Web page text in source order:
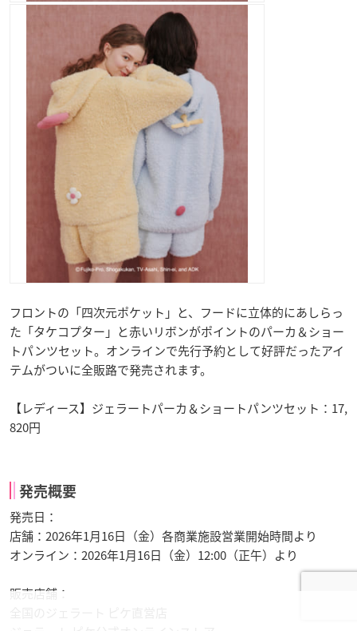
フロントの「四次元ポケット」と、フードに立体的にあしらっ
た「タケコプター」と赤いリボンがポイントのパーカ＆ショー
トパンツセット。オンラインで先行予約として好評だったアイ
テムがついに全販路で発売されます。
【レディース】ジェラートパーカ＆ショートパンツセット：17,
820円
発売概要
発売日：
店舗：2026年1月16日（金）各商業施設営業開始時間より
オンライン：2026年1月16日（金）12:00（正午）より
販売店舗：